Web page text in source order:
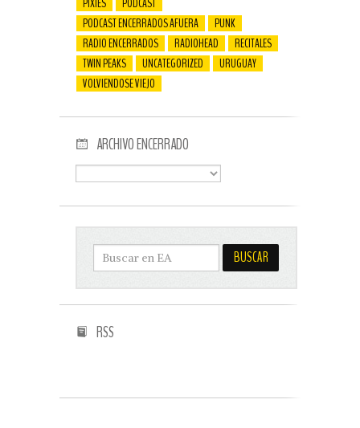
PODCAST ENCERRADOS AFUERA
PUNK
RADIO ENCERRADOS
RADIOHEAD
RECITALES
TWIN PEAKS
UNCATEGORIZED
URUGUAY
VOLVIENDOSE VIEJO
ARCHIVO ENCERRADO
RSS